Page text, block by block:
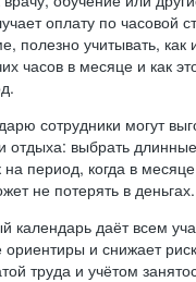
оплату по часовой
полезно учитывать, как
часов в месяце и как
сотрудники могут
отдыха: выбрать
на период, когда в
не потерять в деньгах.
календарь даёт всем
и снижает
труда и учётом